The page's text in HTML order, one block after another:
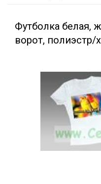
Футболка белая,
ворот, полиэстр/